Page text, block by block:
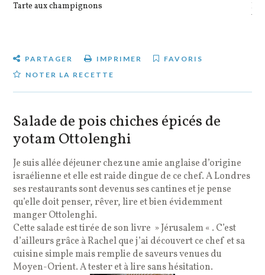
Tarte aux champignons
PARTAGER IMPRIMER
FAVORIS
NOTER LA RECETTE
Salade de pois chiches épicés de
yotam Ottolenghi
Je suis allée déjeuner chez une amie anglaise d’origine
israélienne et elle est raide dingue de ce chef. A Londres
ses restaurants sont devenus ses cantines et je pense
qu’elle doit penser, rêver, lire et bien évidemment
manger Ottolenghi.
Cette salade est tirée de son livre » Jérusalem « . C’est
d’ailleurs grâce à Rachel que j’ai découvert ce chef et sa
cuisine simple mais remplie de saveurs venues du
Moyen-Orient. A tester et à lire sans hésitation.